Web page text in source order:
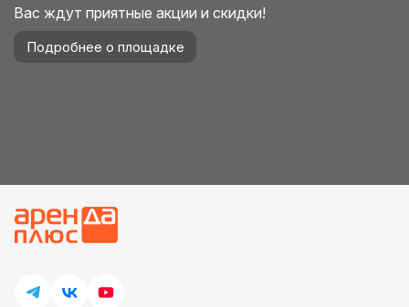
Вас ждут приятные акции и скидки!
Подробнее о площадке